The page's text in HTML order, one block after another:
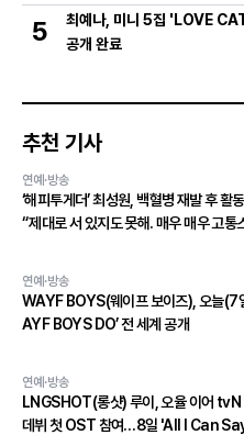
5
최예나, 미니 5집 'LOVE
공개 완료
추천 기사
연예·방송
‘해피투게더’ 최성원, 백혈병 재발 후 활
“제대로 서 있지도 못해. 매우 매우 고통
연예·방송
WAYF BOYS(웨이프 보이즈), 오늘(7
AYF BOYS DO’ 전 세계 공개
연예·방송
LNGSHOT(롱샷) 루이, 오율 이어 tvN
데뷔 첫 OST 참여…8일 'All I Can